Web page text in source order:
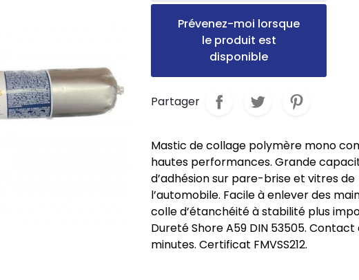
Prévenez-moi lorsque
le produit est
disponible
Partager
Mastic de collage polymère mono
hautes performances. Grande
d’adhésion sur pare-brise et vitres de
l’automobile. Facile à enlever des
colle d’étanchéité à stabilité plus
Dureté Shore A59 DIN 53505. Contact
minutes. Certificat FMVSS212.